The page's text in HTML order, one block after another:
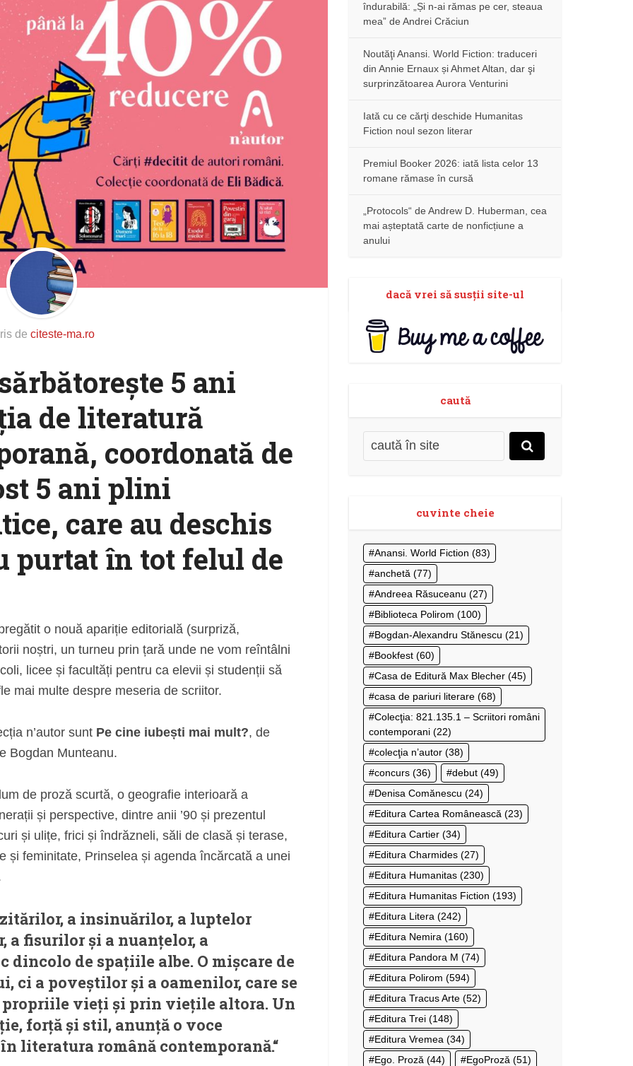
de citeste-ma.ro
5 ani
de literatură
coordonată de
5 ani plini
care au deschis
purtat în tot felul de
o nouă apariție editorială (surpriză,
noștri, un turneu prin țară unde ne vom reîntâlni
licee și facultăți pentru ca elevii și studenții să
mai multe despre meseria de scriitor.
n’autor sunt Pe cine iubești mai mult?, de
Bogdan Munteanu.
de proză scurtă, o geografie interioară a
și perspective, dintre anii ’90 și prezentul
și ulițe, frici și îndrăzneli, săli de clasă și terase,
și feminitate, Prinselea și agenda încărcată a unei
a insinuărilor, a luptelor
fisurilor și a nuanțelor, a
dincolo de spațiile albe. O mișcare de
ci a poveștilor și a oamenilor, care se
propriile vieți și prin viețile altora. Un
forță și stil, anunță o voce
literatura română contemporană.“
îndurabilă: „Și n-ai rămas pe cer, steaua
mea” de Andrei Crăciun
Noutăţi Anansi. World Fiction: traduceri
din Annie Ernaux și Ahmet Altan, dar şi
surprinzătoarea Aurora Venturini
Iată cu ce cărţi deschide Humanitas
Fiction noul sezon literar
Premiul Booker 2026: iată lista celor 13
romane rămase în cursă
„Protocols“ de Andrew D. Huberman, cea
mai așteptată carte de nonficțiune a
anului
dacă vrei să susţii site-ul
caută
cuvinte cheie
Anansi. World Fiction (83)
anchetă (77)
Andreea Răsuceanu (27)
Biblioteca Polirom (100)
Bogdan-Alexandru Stănescu (21)
Bookfest (60)
Casa de Editură Max Blecher (45)
casa de pariuri literare (68)
Colecţia: 821.135.1 – Scriitori români
contemporani (22)
colecţia n’autor (38)
concurs (36) debut (49)
Denisa Comănescu (24)
Editura Cartea Românească (23)
Editura Cartier (34)
Editura Charmides (27)
Editura Humanitas (230)
Editura Humanitas Fiction (193)
Editura Litera (242)
Editura Nemira (160)
Editura Pandora M (74)
Editura Polirom (594)
Editura Tracus Arte (52)
Editura Trei (148)
Editura Vremea (34)
Ego. Proză (44) EgoProză (51)